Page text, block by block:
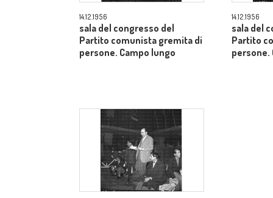
14.12.1956
sala del congresso del
Partito comunista gremita di
persone. Campo lungo
14.12.1956
sala del
Partito
persone.